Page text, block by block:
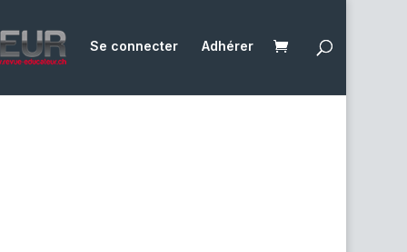
Se connecter Adhérer